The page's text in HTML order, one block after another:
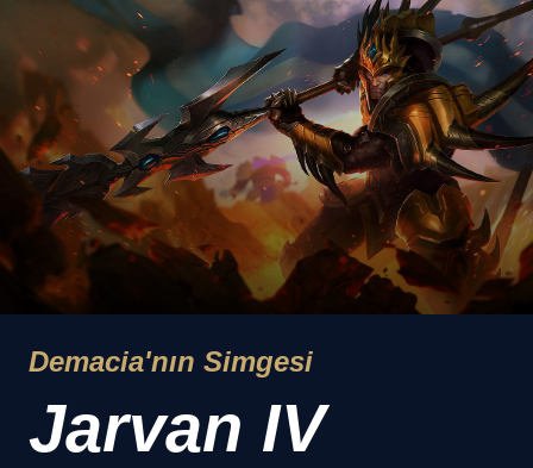
Demacia'nın Simgesi
Jarvan IV